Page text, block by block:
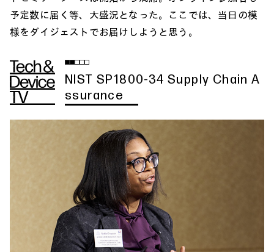
予定数に届く等、大盛況となった。ここでは、当日の模
様をダイジェストでお届けしようと思う。
NIST SP1800-34 Supply Chain A
ssurance